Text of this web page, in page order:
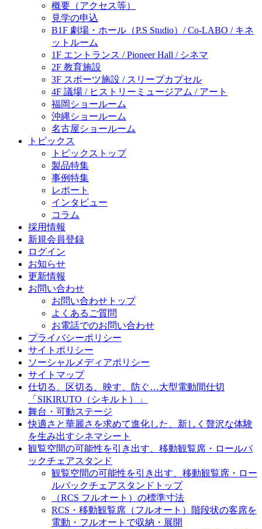
概要（アクセス等）
見学の申込
B1F 劇場・ホール（P.S Studio）/ Co-LABO / キネ
ットルーム
1F エントランス / Pioneer Hall / シネマ
2F 教育施設
3F スポーツ施設 / スリープカプセル
4F 議場 / ヒストリーミュージアム / アート
福岡ショールーム
沖縄ショールーム
名古屋ショールーム
トピックス
トピックストップ
製品特集
事例特集
レポート
インタビュー
コラム
採用情報
新規会員登録
ログイン
お知らせ
更新情報
お問い合わせ
お問い合わせトップ
よくあるご質問
お電話でのお問い合わせ
プライバシーポリシー
サイトポリシー
ソーシャルメディアポリシー
サイトマップ
仕切る、区切る、映す、防ぐ…大型電動間仕切
「SIKIRUTO（シキルト）」
舞台・可動ステージ
快適さと華麗さを求めて進化した、新しく贅沢な体験
を生み出すシネマシート
観覧空間の可能性を引き出す、移動観覧席・ロールバ
ックチェアスタンド
観覧空間の可能性を引き出す、移動観覧席・ロー
ルバックチェアスタンドトップ
（RCS フルオート）の標準寸法
RCS・移動観覧席（フルオート）階段状の客席を
電動・フルオートで収納・展開